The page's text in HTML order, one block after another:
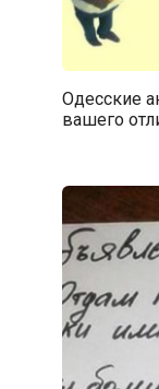
Одесские
вашего